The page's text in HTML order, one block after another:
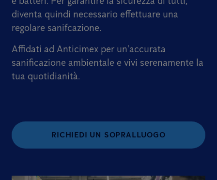
diventa quindi necessario effettuare una
regolare sanifcazione.
Affidati ad Anticimex per un'accurata
sanificazione ambientale e vivi serenamente la
tua quotidianità.
RICHIEDI UN SOPRALLUOGO